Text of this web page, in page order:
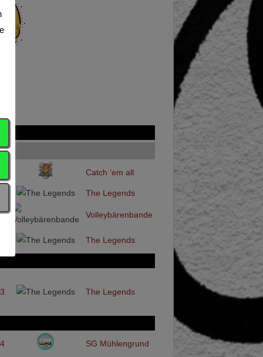
Catch ‘em all
The Legends
Volleybärenbande
The Legends
The Legends
SG Mühlengrund